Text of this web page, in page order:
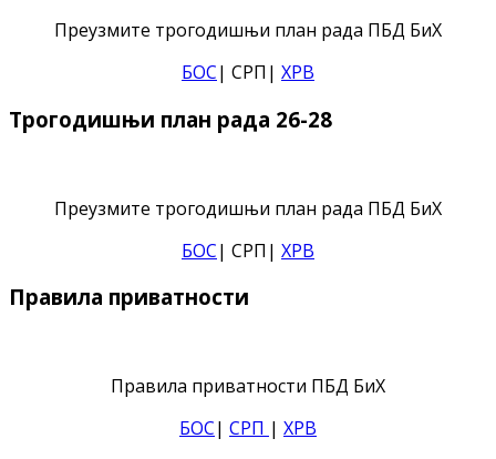
Преузмите трогодишњи план рада ПБД БиХ
БОС| СРП| ХРВ
Трогодишњи план рада 26-28
Преузмите трогодишњи план рада ПБД БиХ
БОС| СРП| ХРВ
Правила приватности
Правила приватности ПБД БиХ
БОС| СРП | ХРВ